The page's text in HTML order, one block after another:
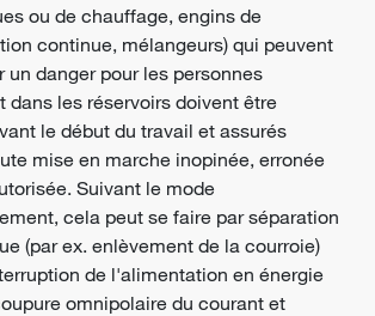
ou de chauffage, engins de
continue, mélangeurs) qui peuvent
un danger pour les personnes
dans les réservoirs doivent être
le début du travail et assurés
mise en marche inopinée, erronée
Suivant le mode
cela peut se faire par séparation
(par ex. enlèvement de la courroie)
de l'alimentation en énergie
omnipolaire du courant et